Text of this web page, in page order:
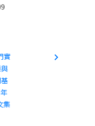
實
集
navigate_next